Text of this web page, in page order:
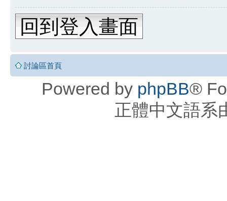
回到登入畫面
討論區首頁
Powered by phpBB®
正體中文語系